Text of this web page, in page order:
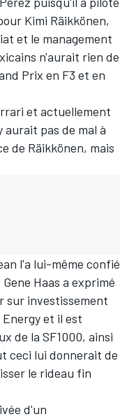
Kimi Räikkönen,
et le management
n'aurait rien de
Prix en F3 et en
et actuellement
aurait pas de mal à
de Räikkönen, mais
l'a lui-même confié
Haas a exprimé
sur investissement
et il est
de la SF1000, ainsi
ceci lui donnerait de
le rideau fin
d'un